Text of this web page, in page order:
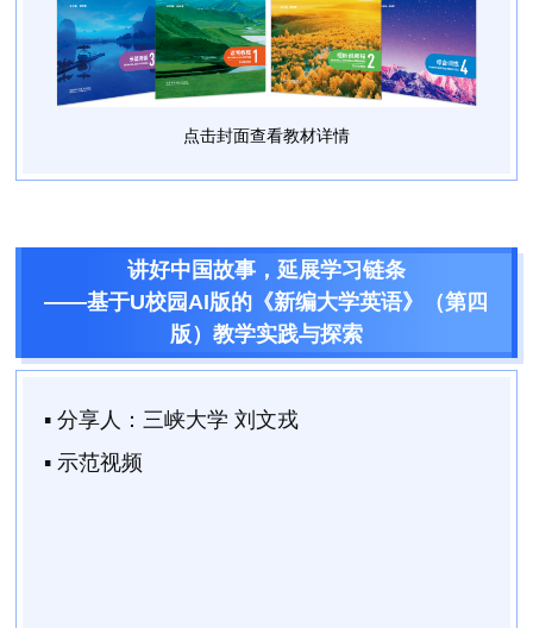
点击封面查看教材详情
讲好中国故事，延展学习链条
——基于U校园AI版的《新编大学英语》（第四
版）教学实践与探索
▪ 分享人：三峡大学 刘文戎
▪ 示范视频